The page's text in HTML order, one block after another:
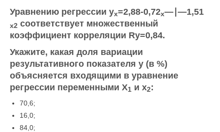
Уравнению регрессии yx=2,88-0,72x— —1,51
x2 соответствует множественный
коэффициент корреляции Ry=0,84.
Укажите, какая доля вариации
результативного показателя у (в %)
объясняется входящими в уравнение
регрессии переменными X1 и х2:
70,6;
16,0;
84,0;